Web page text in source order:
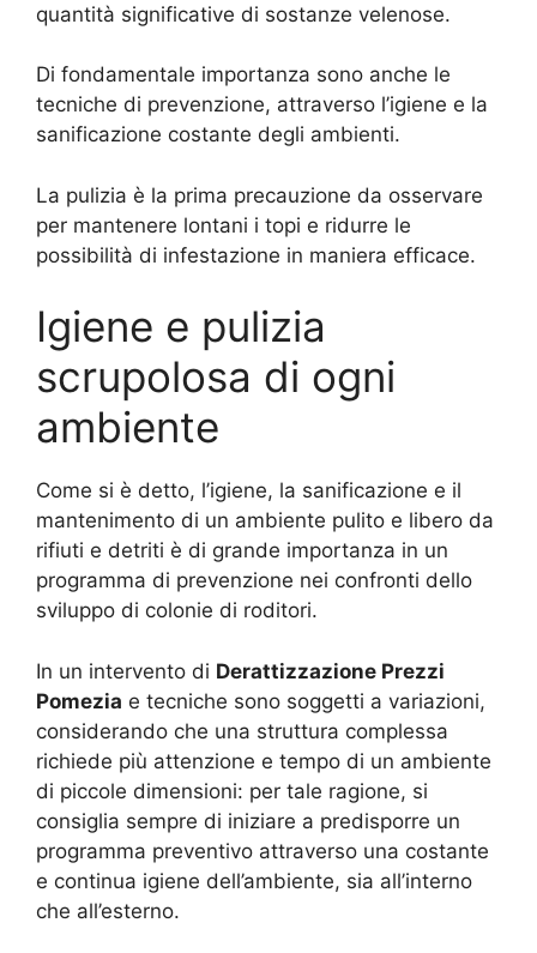
quantità significative di sostanze velenose.
Di fondamentale importanza sono anche le
tecniche di prevenzione, attraverso l’igiene e la
sanificazione costante degli ambienti.
La pulizia è la prima precauzione da osservare
per mantenere lontani i topi e ridurre le
possibilità di infestazione in maniera efficace.
Igiene e pulizia
scrupolosa di ogni
ambiente
Come si è detto, l’igiene, la sanificazione e il
mantenimento di un ambiente pulito e libero da
rifiuti e detriti è di grande importanza in un
programma di prevenzione nei confronti dello
sviluppo di colonie di roditori.
In un intervento di Derattizzazione Prezzi
Pomezia e tecniche sono soggetti a variazioni,
considerando che una struttura complessa
richiede più attenzione e tempo di un ambiente
di piccole dimensioni: per tale ragione, si
consiglia sempre di iniziare a predisporre un
programma preventivo attraverso una costante
e continua igiene dell’ambiente, sia all’interno
che all’esterno.